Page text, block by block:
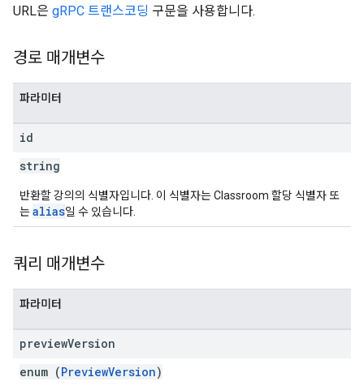
URL은 gRPC 트랜스코딩 구문을 사용합니다.
경로 매개변수
파라미터
id
string
반환할 강의의 식별자입니다. 이 식별자는 Classroom 할당 식별자 또
는alias일 수 있습니다.
쿼리 매개변수
파라미터
previewVersion
enum (PreviewVersion)